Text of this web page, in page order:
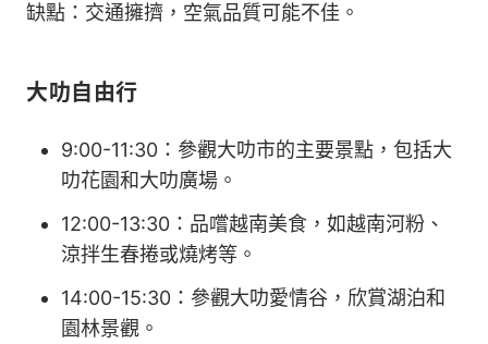
缺點：交通擁擠，空氣品質可能不佳。
大叻自由行
9:00-11:30：參觀大叻市的主要景點，包括大
叻花園和大叻廣場。
12:00-13:30：品嚐越南美食，如越南河粉、
涼拌生春捲或燒烤等。
14:00-15:30：參觀大叻愛情谷，欣賞湖泊和
園林景觀。